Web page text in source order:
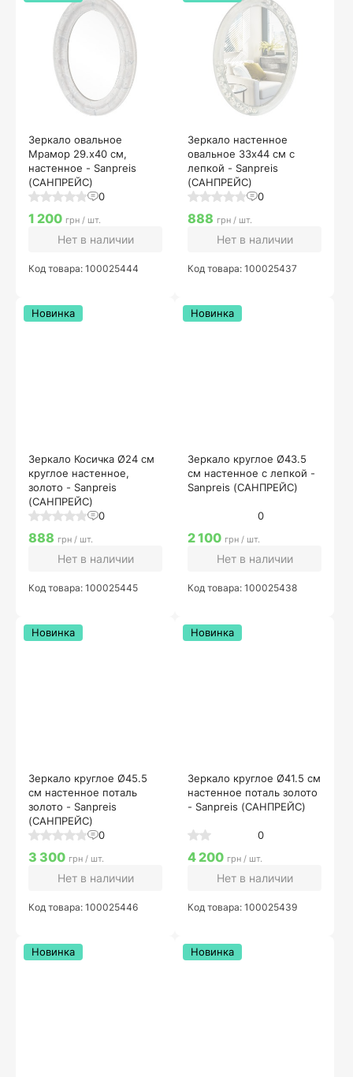
Зеркало овальное
Мрамор 29.х40 см,
настенное - Sanpreis
(САНПРЕЙС)
0
1 200 грн / шт.
Нет в наличии
Код товара: 100025444
Зеркало настенное
овальное 33х44 см с
лепкой - Sanpreis
(САНПРЕЙС)
0
888 грн / шт.
Нет в наличии
Код товара: 100025437
Зеркало Косичка Ø24 см
круглое настенное,
золото - Sanpreis
(САНПРЕЙС)
0
Новинка
888 грн / шт.
Нет в наличии
Код товара: 100025445
Зеркало круглое Ø43.5
см настенное с лепкой -
Sanpreis (САНПРЕЙС)
0
Новинка
2 100 грн / шт.
Нет в наличии
Код товара: 100025438
Зеркало круглое Ø45.5
см настенное поталь
золото - Sanpreis
(САНПРЕЙС)
0
Новинка
3 300 грн / шт.
Нет в наличии
Код товара: 100025446
Зеркало круглое Ø41.5 см
настенное поталь золото
- Sanpreis (САНПРЕЙС)
0
Новинка
4 200 грн / шт.
Нет в наличии
Код товара: 100025439
Новинка Новинка